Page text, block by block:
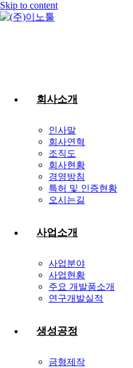
Skip to content
회사소개
인사말
회사연혁
조직도
회사현황
경영방침
특허 및 인증현황
오시는길
사업소개
사업분야
사업현황
주요 개발품소개
연구개발실적
생성공정
금형제작